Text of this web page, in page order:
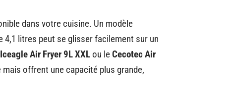
dans votre cuisine. Un modèle
4,1 litres peut se glisser facilement sur un
Iceagle Air Fryer 9L XXL ou leCecotec Air
offrent une capacité plus grande,